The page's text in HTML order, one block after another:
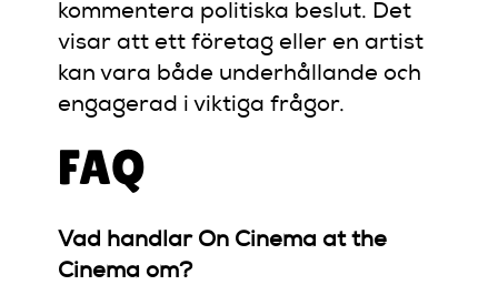
kommentera politiska beslut. Det
visar att ett företag eller en artist
kan vara både underhållande och
engagerad i viktiga frågor.
FAQ
Vad handlar On Cinema at the
Cinema om?